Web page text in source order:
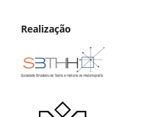
Realização